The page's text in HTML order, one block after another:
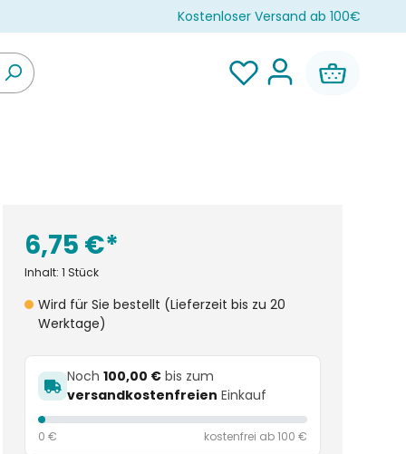
Kostenloser Versand ab 100€
6,75 €*
Inhalt:1 Stück
Wird für Sie bestellt (Lieferzeit bis zu 20
Werktage)
Noch100,00 € bis zum
versandkostenfreien Einkauf
0 € kostenfrei ab 100 €